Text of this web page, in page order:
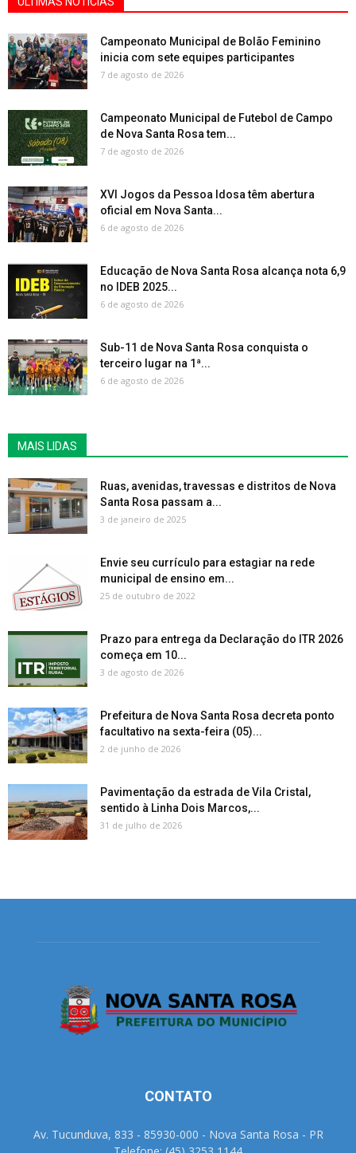
Campeonato Municipal de Bolão Feminino
inicia com sete equipes participantes
7 de agosto de 2026
Campeonato Municipal de Futebol de Campo
de Nova Santa Rosa tem...
7 de agosto de 2026
XVI Jogos da Pessoa Idosa têm abertura
oficial em Nova Santa...
6 de agosto de 2026
Educação de Nova Santa Rosa alcança nota 6,9
no IDEB 2025...
6 de agosto de 2026
Sub-11 de Nova Santa Rosa conquista o
terceiro lugar na 1ª...
6 de agosto de 2026
MAIS LIDAS
Ruas, avenidas, travessas e distritos de Nova
Santa Rosa passam a...
3 de janeiro de 2025
Envie seu currículo para estagiar na rede
municipal de ensino em...
25 de outubro de 2022
Prazo para entrega da Declaração do ITR 2026
começa em 10...
3 de agosto de 2026
Prefeitura de Nova Santa Rosa decreta ponto
facultativo na sexta-feira (05)...
2 de junho de 2026
Pavimentação da estrada de Vila Cristal,
sentido à Linha Dois Marcos,...
31 de julho de 2026
CONTATO
Av. Tucunduva, 833 - 85930-000 - Nova Santa Rosa - PR